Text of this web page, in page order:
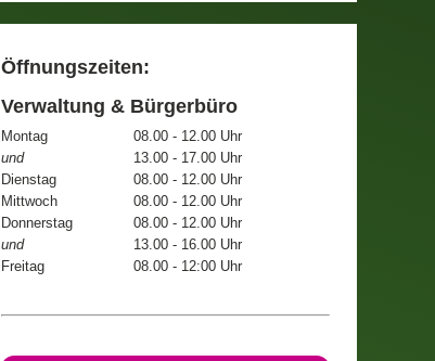
Öffnungszeiten:
Verwaltung & Bürgerbüro
Montag
08.00 - 12.00 Uhr
und
13.00 - 17.00 Uhr
Dienstag
08.00 - 12.00 Uhr
Mittwoch
08.00 - 12.00 Uhr
Donnerstag
08.00 - 12.00 Uhr
und
13.00 - 16.00 Uhr
Freitag
08.00 - 12:00 Uhr